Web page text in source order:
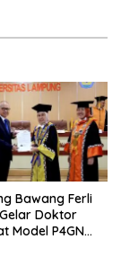
Bawang Ferli
Doktor
Model P4GN